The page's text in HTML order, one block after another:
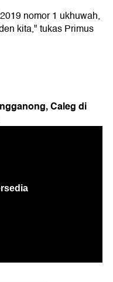
nomor 1 ukhuwah,
kita," tukas Primus
Caleg di